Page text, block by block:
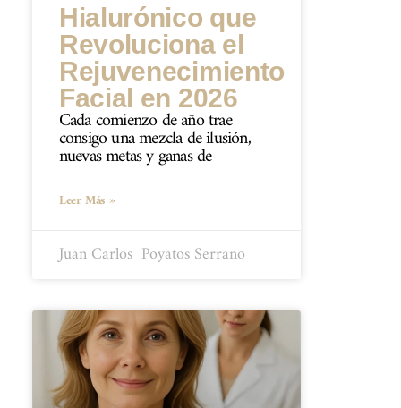
Hialurónico que
Revoluciona el
Rejuvenecimiento
Facial en 2026
Cada comienzo de año trae
consigo una mezcla de ilusión,
nuevas metas y ganas de
Leer Más »
Juan Carlos ​ Poyatos Serrano